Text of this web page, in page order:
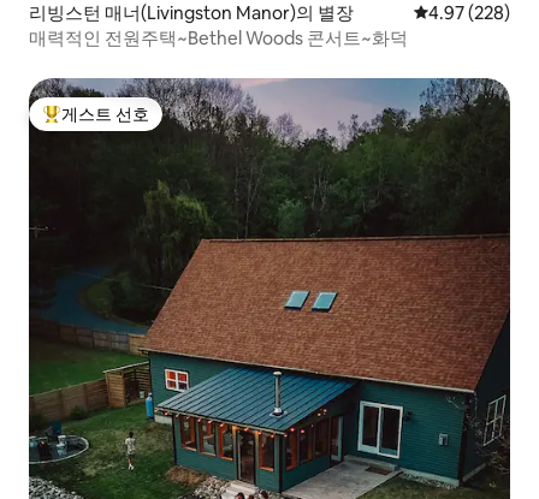
리빙스턴 매너(Livingston Manor)의 별장 평점 4.97점(5
4.97 (228)
매력적인 전원주택~Bethel Woods 콘서트~화덕
상위 게스트 선호
게스트 선호